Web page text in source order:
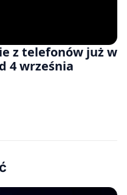
z telefonów już w
4 września